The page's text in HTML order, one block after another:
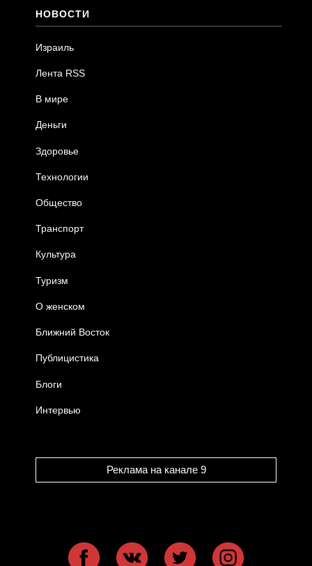
НОВОСТИ
Израиль
Лента RSS
В мире
Деньги
Здоровье
Технологии
Общество
Транспорт
Культура
Туризм
О женском
Ближний Восток
Публицистика
Блоги
Интервью
Реклама на канале 9